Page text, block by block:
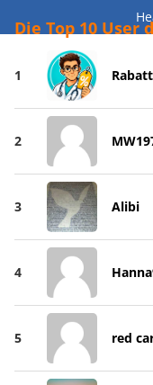
Die Top 10 User
1
2
3 Alibi
4
5 red